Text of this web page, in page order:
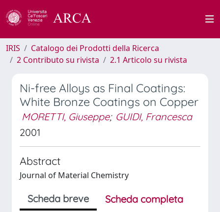
IRIS
Catalogo dei Prodotti della Ricerca
2 Contributo su rivista
2.1 Articolo su rivista
Ni-free Alloys as Final Coatings:
White Bronze Coatings on Copper
MORETTI, Giuseppe; GUIDI, Francesca
2001
Abstract
Journal of Material Chemistry
Scheda breve
Scheda completa